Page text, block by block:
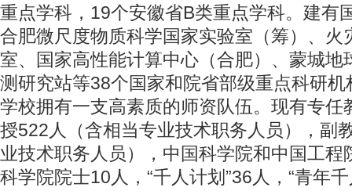
重点学科，19个安徽省B类重点学科。建有
合肥微尺度物质科学国家实验室（筹）、火
室、国家高性能计算中心（合肥）、蒙城地
测研究站等38个国家和院省部级重点科研机
学校拥有一支高素质的师资队伍。现有专任
授522人（含相当专业技术职务人员），副
业技术职务人员），中国科学院和中国工程
科学院院士10人，“千人计划”36人，“青年